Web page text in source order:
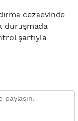
cezaevinde
duruşmada
şartıyla